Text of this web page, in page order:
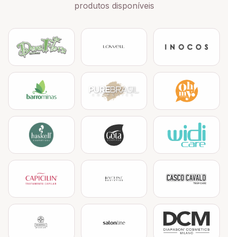
produtos disponíveis